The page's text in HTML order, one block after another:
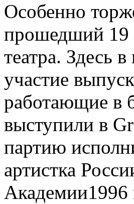
Особенно
прошедший 19
театра. Здесь
участие
работающие в
выступили в
партию
артистка
Академии1996